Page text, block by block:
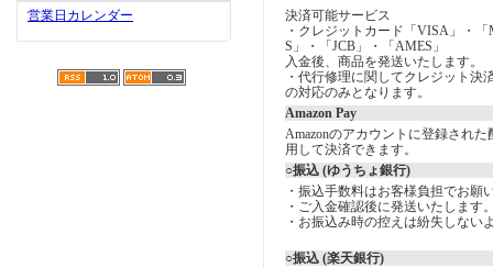
営業日カレンダー
決済可能サービス
・クレジットカード「VISA」・「
S」・「JCB」・「AMES」
入金後、商品を発送いたします。
・代行修理に関してクレジット決
の対応のみとなります。
Amazon Pay
Amazonのアカウントに登録され
用して決済できます。
○振込 (ゆうちょ銀行)
・振込手数料はお客様負担でお願
・ご入金確認後に発送いたします
・お振込み時の控えは紛失しない
○振込 (楽天銀行)